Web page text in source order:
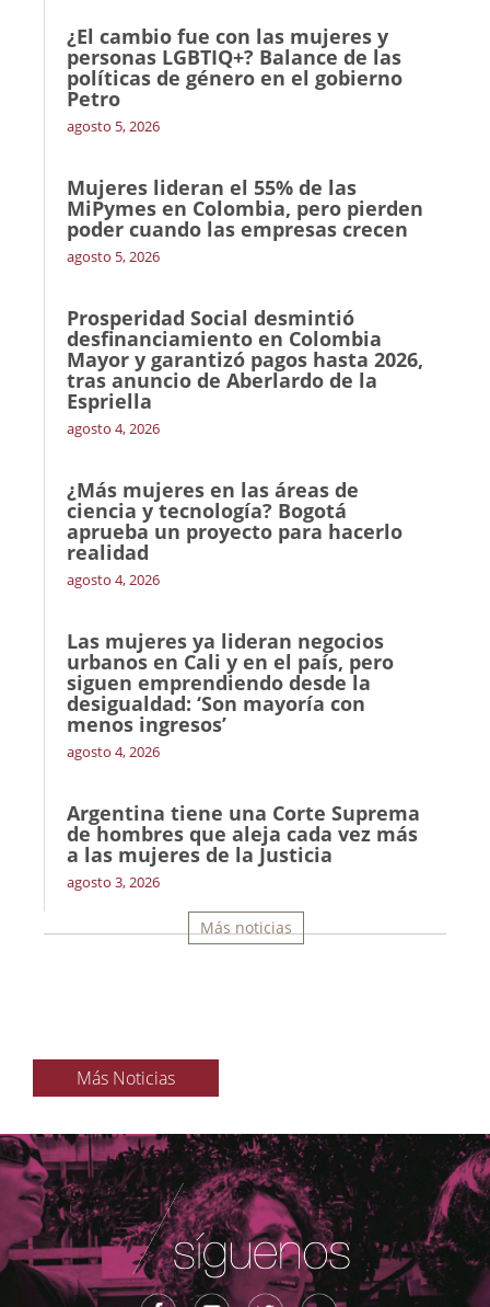
¿El cambio fue con las mujeres y
personas LGBTIQ+? Balance de las
políticas de género en el gobierno
Petro
agosto 5, 2026
Mujeres lideran el 55% de las
MiPymes en Colombia, pero pierden
poder cuando las empresas crecen
agosto 5, 2026
Prosperidad Social desmintió
desfinanciamiento en Colombia
Mayor y garantizó pagos hasta 2026,
tras anuncio de Aberlardo de la
Espriella
agosto 4, 2026
¿Más mujeres en las áreas de
ciencia y tecnología? Bogotá
aprueba un proyecto para hacerlo
realidad
agosto 4, 2026
Las mujeres ya lideran negocios
urbanos en Cali y en el país, pero
siguen emprendiendo desde la
desigualdad: ‘Son mayoría con
menos ingresos’
agosto 4, 2026
Argentina tiene una Corte Suprema
de hombres que aleja cada vez más
a las mujeres de la Justicia
agosto 3, 2026
Más noticias
Más Noticias